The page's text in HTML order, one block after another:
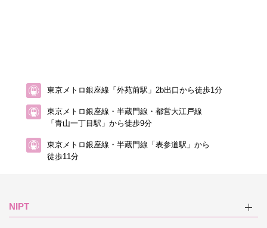
東京メトロ銀座線「外苑前駅」2b出口から徒歩1分
東京メトロ銀座線・半蔵門線・都営大江戸線
「青山一丁目駅」から徒歩9分
東京メトロ銀座線・半蔵門線「表参道駅」から
徒歩11分
NIPT